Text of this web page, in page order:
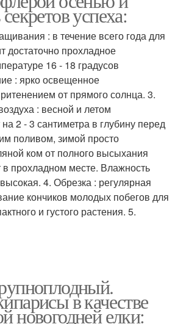
успеха:
: в течение всего года для
прохладное
16 - 18 градусов
: ярко освещенное
от прямого солнца. 3.
: весной и летом
2 - 3 сантиметра в глубину перед
поливом, зимой просто
ком от полного высыхания
в прохладном месте. Влажность
4. Обрезка : регулярная
кончиков молодых побегов для
и густого растения. 5.
в качестве
новогодней елки: